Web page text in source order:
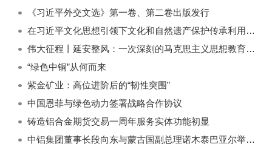
《习近平外交文选》第一卷、第二卷出版发行
在习近平文化思想引领下文化和自然遗产保护传承利用工作开创新局面
伟大征程丨延安整风：一次深刻的马克思主义思想教育运动
“绿色中铜”从何而来
紫金矿业：高位进阶后的“韧性突围”
中国恩菲与绿色动力签署战略合作协议
铸造铝合金期货交易一周年服务实体功能初显
中铝集团董事长段向东与蒙古国副总理诺木泰巴亚尔举行会谈